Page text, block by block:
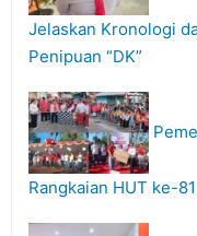
Jelaskan Kronologi
Penipuan “DK”
Rangkaian HUT ke-